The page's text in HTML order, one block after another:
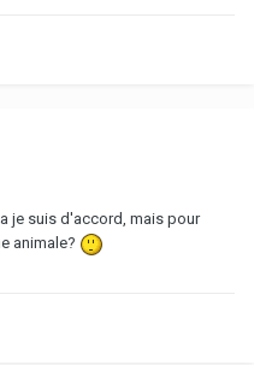
je suis d'accord, mais pour
animale?